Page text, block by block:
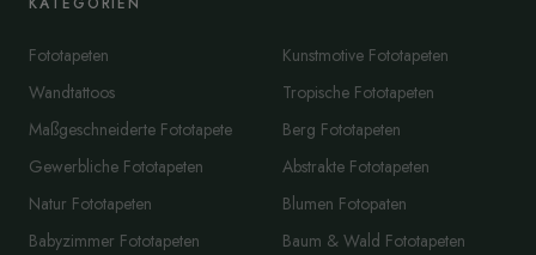
Fototapeten
Wandtattoos
Maßgeschneiderte Fototapete
Gewerbliche Fototapeten
Natur Fototapeten
Babyzimmer Fototapeten
Kunstmotive Fototapeten
Tropische Fototapeten
Berg Fototapeten
Abstrakte Fototapeten
Blumen Fotopaten
Baum & Wald Fototapeten